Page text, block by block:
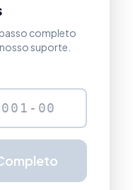
completo
suporte.